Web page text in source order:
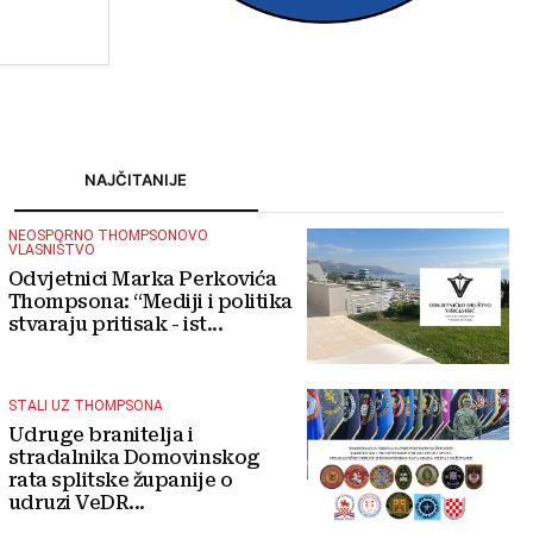
NAJČITANIJE
NEOSPORNO THOMPSONOVO
VLASNIŠTVO
Odvjetnici Marka Perkovića
Thompsona: “Mediji i politika
stvaraju pritisak - ist...
STALI UZ THOMPSONA
Udruge branitelja i
stradalnika Domovinskog
rata splitske županije o
udruzi VeDR...